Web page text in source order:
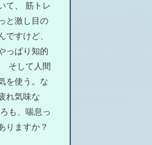
て、 筋トレ
と激し目の
ですけど、
っぱり知的
そして人間
を使う。な
れ気味な
も、喘息っ
りますか？